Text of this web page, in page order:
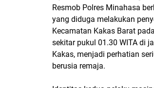
Resmob Polres Minahasa
yang diduga melakukan
Kecamatan Kakas Barat
sekitar pukul 01.30 WITA di
Kakas, menjadi perhatian
berusia remaja.